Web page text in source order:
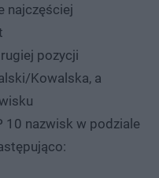
najczęściej
pozycji
Kowalska, a
10 nazwisk w podziale